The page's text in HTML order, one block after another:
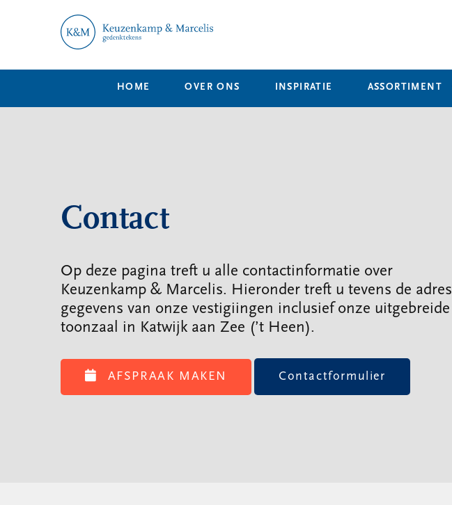
HOME OVER ONS INSPIRATIE ASSORTIMENT
Contact
Op deze pagina treft u alle contactinformatie over
Keuzenkamp & Marcelis. Hieronder treft u tevens de adres
gegevens van onze vestigiingen inclusief onze uitgebreide
toonzaal in Katwijk aan Zee (’t Heen).
AFSPRAAK MAKEN Contactformulier